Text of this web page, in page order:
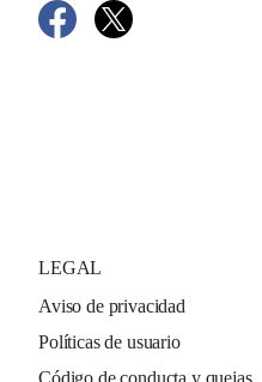
LEGAL
Aviso de privacidad
Políticas de usuario
Código de conducta y quejas